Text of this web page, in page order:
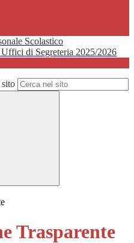
Scolastico
di Segreteria 2025/2026
Trasparente